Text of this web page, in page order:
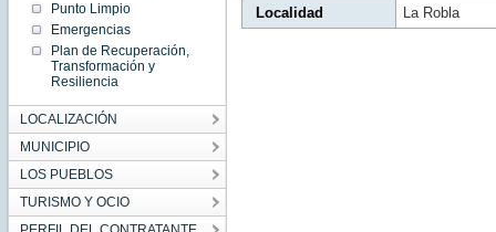
Punto Limpio
Emergencias
Plan de Recuperación,
Transformación y
Resiliencia
LOCALIZACIÓN
MUNICIPIO
LOS PUEBLOS
TURISMO Y OCIO
Localidad
La Robla